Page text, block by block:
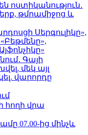
ոստիկանություն․
թմրամիջոց և
Սերգուլիկը»,
Գայի
մեկ այլ
վարորդը
հողի վրա
07.00-ից մինչև